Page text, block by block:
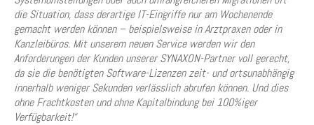
die Situation, dass derartige IT-Eingriffe nur am Wochenende
gemacht werden können – beispielsweise in Arztpraxen oder in
Kanzleibüros. Mit unserem neuen Service werden wir den
Anforderungen der Kunden unserer SYNAXON-Partner voll gerecht,
da sie die benötigten Software-Lizenzen zeit- und ortsunabhängig
innerhalb weniger Sekunden verlässlich abrufen können. Und dies
ohne Frachtkosten und ohne Kapitalbindung bei 100%iger
Verfügbarkeit!“